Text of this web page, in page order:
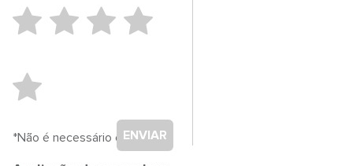
ENVIAR
*Não é necessário cadastro.